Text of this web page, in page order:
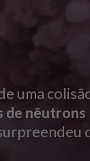
uma
de nêutrons